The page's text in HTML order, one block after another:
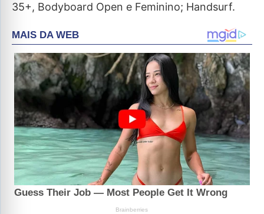
35+, Bodyboard Open e Feminino; Handsurf.